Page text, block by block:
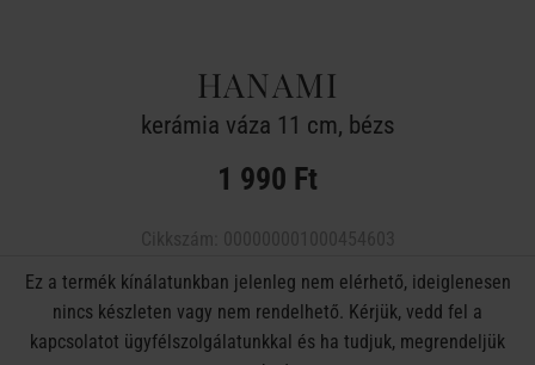
HANAMI
kerámia váza 11 cm, bézs
1 990 Ft
Ez a termék kínálatunkban jelenleg nem elérhető, ideiglenesen
nincs készleten vagy nem rendelhető. Kérjük, vedd fel a
kapcsolatot ügyfélszolgálatunkkal és ha tudjuk, megrendeljük